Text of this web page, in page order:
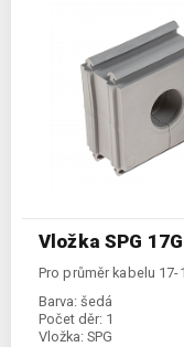
Vložka SPG 17G
Pro průměr kabelu 17-
Barva: šedá
Počet děr: 1
Vložka: SPG